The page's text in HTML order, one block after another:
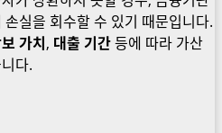
실을 회수할 수 있기 때문입니다.
가치, 대출 기간등에 따라 가산
다.